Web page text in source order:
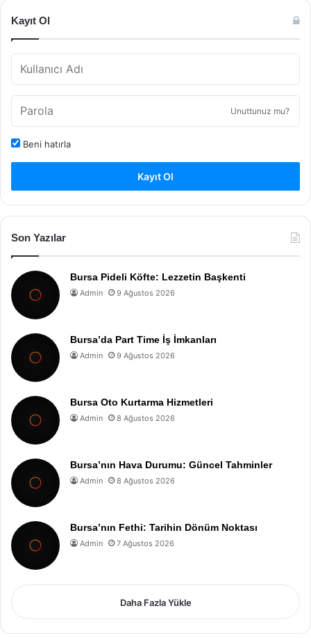
Kayıt Ol
Unuttunuz mu?
Beni hatırla
Kayıt Ol
Son Yazılar
Bursa Pideli Köfte: Lezzetin Başkenti
Admin 9 Ağustos 2026
Bursa’da Part Time İş İmkanları
Admin 9 Ağustos 2026
Bursa Oto Kurtarma Hizmetleri
Admin 8 Ağustos 2026
Bursa’nın Hava Durumu: Güncel Tahminler
Admin 8 Ağustos 2026
Bursa’nın Fethi: Tarihin Dönüm Noktası
Admin 7 Ağustos 2026
Daha Fazla Yükle